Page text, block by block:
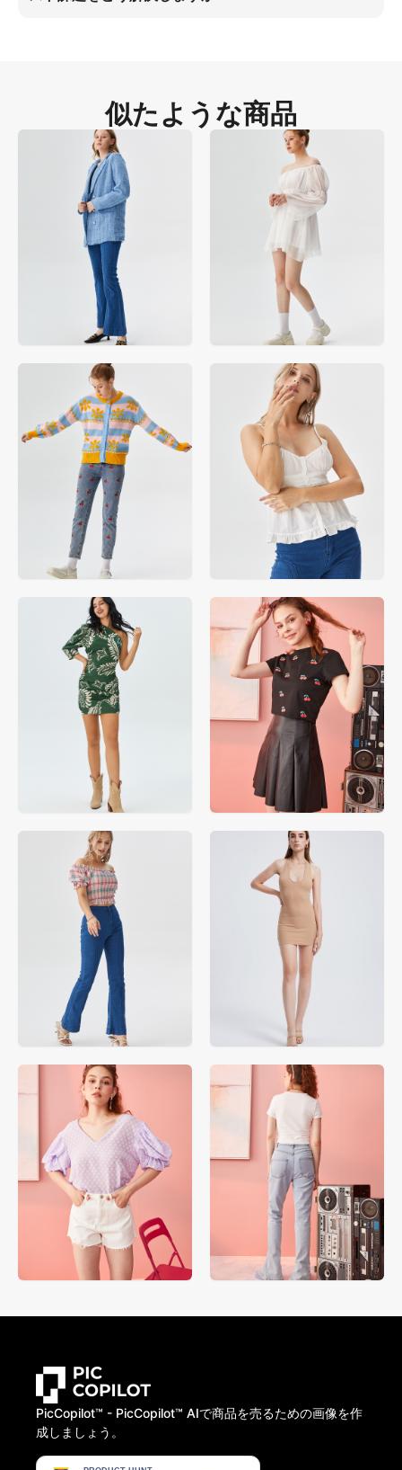
似たような商品
PicCopilot™️ - PicCopilot™️ AIで商品を売るための画像を作
成しましょう。